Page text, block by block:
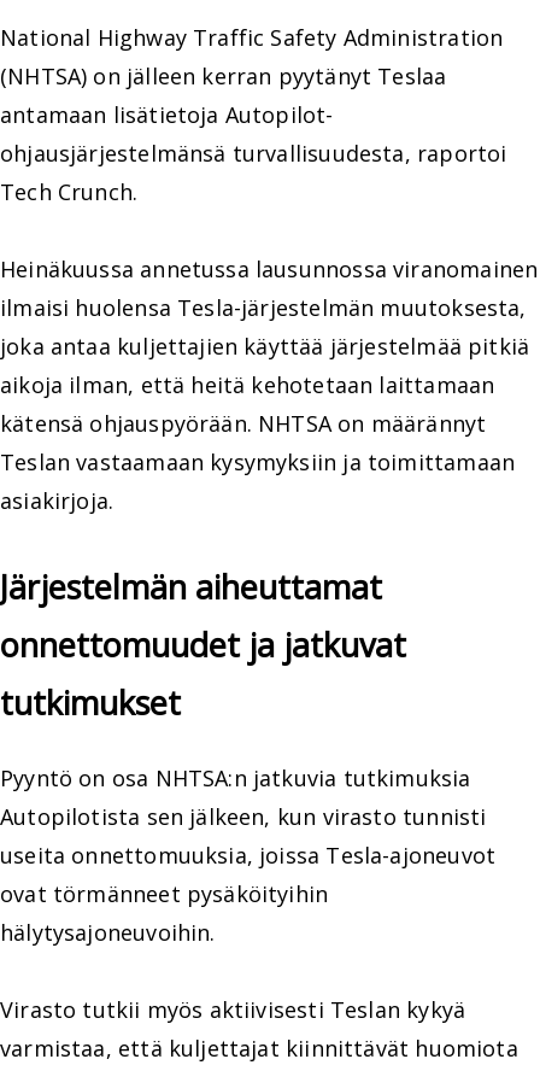
National Highway Traffic Safety Administration
(NHTSA) on jälleen kerran pyytänyt Teslaa
antamaan lisätietoja Autopilot-
ohjausjärjestelmänsä turvallisuudesta, raportoi
Tech Crunch.
Heinäkuussa annetussa lausunnossa viranomainen
ilmaisi huolensa Tesla-järjestelmän muutoksesta,
joka antaa kuljettajien käyttää järjestelmää pitkiä
aikoja ilman, että heitä kehotetaan laittamaan
kätensä ohjauspyörään. NHTSA on määrännyt
Teslan vastaamaan kysymyksiin ja toimittamaan
asiakirjoja.
Järjestelmän aiheuttamat
onnettomuudet ja jatkuvat
tutkimukset
Pyyntö on osa NHTSA:n jatkuvia tutkimuksia
Autopilotista sen jälkeen, kun virasto tunnisti
useita onnettomuuksia, joissa Tesla-ajoneuvot
ovat törmänneet pysäköityihin
hälytysajoneuvoihin.
Virasto tutkii myös aktiivisesti Teslan kykyä
varmistaa, että kuljettajat kiinnittävät huomiota